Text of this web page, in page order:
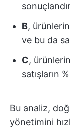
B,
ve bu da
C,
satışların
Bu analiz,
yönetimini